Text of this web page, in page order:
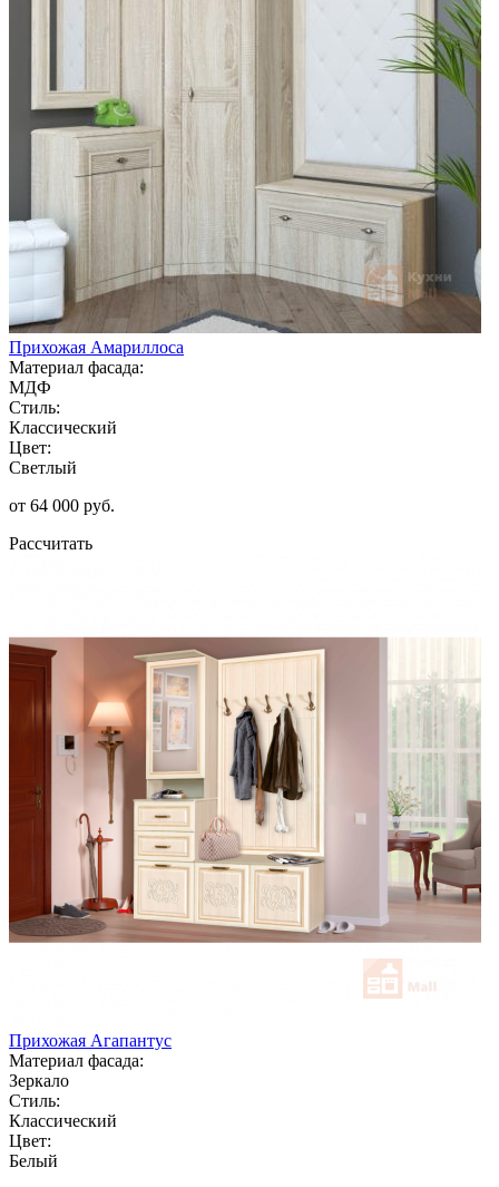
Прихожая Амариллоса
Материал фасада:
МДФ
Стиль:
Классический
Цвет:
Светлый
от 64 000 руб.
Рассчитать
Прихожая Агапантус
Материал фасада:
Зеркало
Стиль:
Классический
Цвет:
Белый